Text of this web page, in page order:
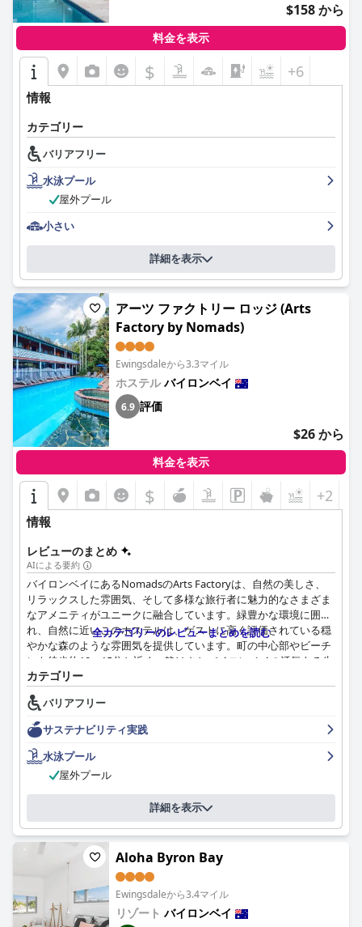
$158 から
料金を表示
$ +6
情報
カテゴリー
バリアフリー
水泳プール
屋外プール
小さい
詳細を表示
アーツ ファクトリー ロッジ (Arts
Factory by Nomads)
Ewingsdaleから3.3マイル
ホステルバイロンベイ
6.9 評価
$26 から
料金を表示
$ +2
情報
レビューのまとめ
AIによる要約
バイロンベイにあるNomadsのArts Factoryは、自然の美しさ、
リラックスした雰囲気、そして多様な旅行者に魅力的なさまざま
なアメニティがユニークに融合しています。緑豊かな環境に囲ま
れ、自然に近いこのホステルは、ゲストに高く評価されている穏
やかな森のような雰囲気を提供しています。町の中心部やビーチ
にも徒歩約10〜15分と近く、静けさとバイロンベイの活気ある生
活へのアクセスしやすさのバランスが取れています。
ホステルの際立った特徴は、その雰囲気で、ティピ、バンガロ
ー、そして見事な熱帯雨林の環境を備えた村のような雰囲気と表
現され、ヒッピーのような手頃な価格の体験を求める人々にとっ
て人気があります。敷地内のカフェでは、美味しい食事、手頃な
価格、そして高く評価されているコーヒーを提供する称賛に値す
る朝食を提供し、予算に優しく満足のいく一日の始まりを提供し
ています。
部屋については賛否両論があります。個室は多くの場合、清潔で
快適で、十分な収納スペースがありますが、共有の宿泊施設は、
清潔さ、暑さ、騒音などの問題で批判にさらされています。カ
ビ、ほこり、そして南京虫は一部のゲストにとって重大な懸念事
項でした。それにもかかわらず、一部の部屋、特に湖や森の近く
の部屋は、素朴な魅力と静けさで際立っています。
全カテゴリーのレビューまとめを読む
カテゴリー
バリアフリー
サステナビリティ実践
水泳プール
屋外プール
詳細を表示
Aloha Byron Bay
Ewingsdaleから3.4マイル
リゾート バイロンベイ